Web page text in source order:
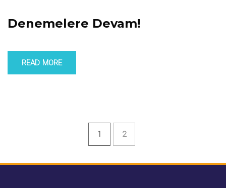
Denemelere Devam!
READ MORE
1 2